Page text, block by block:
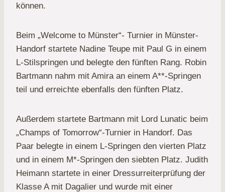
können.
Beim „Welcome to Münster“- Turnier in Münster-
Handorf startete Nadine Teupe mit Paul G in einem
L-Stilspringen und belegte den fünften Rang. Robin
Bartmann nahm mit Amira an einem A**-Springen
teil und erreichte ebenfalls den fünften Platz.
Außerdem startete Bartmann mit Lord Lunatic beim
„Champs of Tomorrow“-Turnier in Handorf. Das
Paar belegte in einem L-Springen den vierten Platz
und in einem M*-Springen den siebten Platz. Judith
Heimann startete in einer Dressurreiterprüfung der
Klasse A mit Dagalier und wurde mit einer